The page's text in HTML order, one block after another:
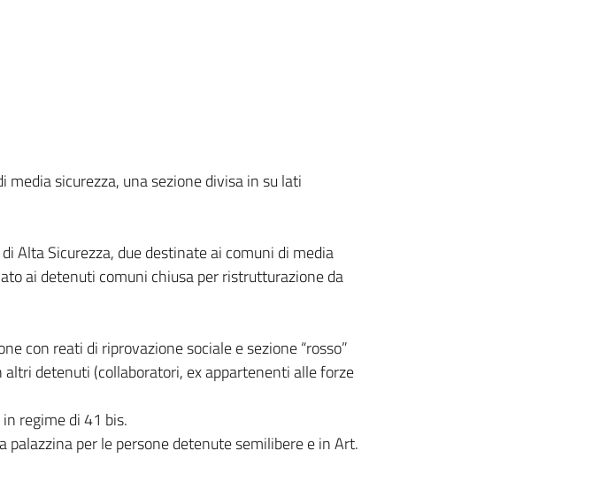
sicurezza, una sezione divisa in su lati
Alta Sicurezza, due destinate ai comuni di media
ai detenuti comuni chiusa per ristrutturazione da
con reati di riprovazione sociale e sezione “rosso”
detenuti (collaboratori, ex appartenenti alle forze
regime di 41 bis.
per le persone detenute semilibere e in Art.